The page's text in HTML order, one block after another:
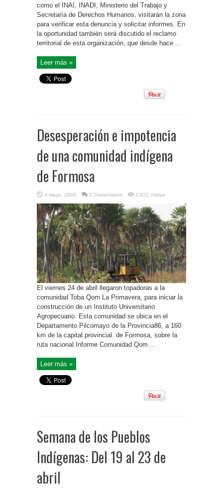
como el INAI, INADI, Ministerio del Trabajo y
Secretaría de Derechos Humanos, visitarán la zona
para verificar esta denuncia y solicitar informes. En
la oportunidad también será discutido el reclamo
territorial de esta organización, que desde hace ...
Leer más »
Desesperación e impotencia
de una comunidad indígena
de Formosa
4 mayo, 2009 3 Comentarios 3,621 Visitas
El viernes 24 de abril llegaron topadoras a la
comunidad Toba Qom La Primavera, para iniciar la
construcción de un Instituto Universitario
Agropecuario. Esta comunidad se ubica en el
Departamento Pilcomayo de la Provincia86, a 160
km de la capital provincial. de Formosa, sobre la
ruta nacional Informe Comunidad Qom ...
Leer más »
Semana de los Pueblos
Indígenas: Del 19 al 23 de
abril